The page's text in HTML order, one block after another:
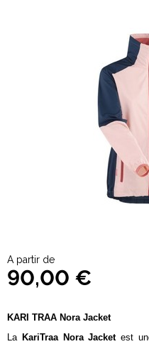
A partir de
90,00 €
KARI TRAA Nora Jacket
La KariTraa Nora Jacketest